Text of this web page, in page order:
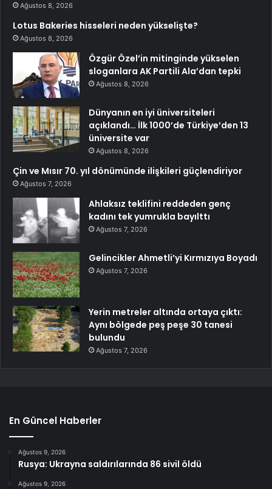
Ağustos 8, 2026
Lotus Bakeries hisseleri neden yükselişte?
Ağustos 8, 2026
Özgür Özel’in mitinginde yükselen
sloganlara AK Partili Ala’dan tepki
Ağustos 8, 2026
Dünyanın en iyi üniversiteleri
açıklandı… İlk 1000’de Türkiye’den 13
üniversite var
Ağustos 8, 2026
Çin ve Mısır 70. yıl dönümünde ilişkileri güçlendiriyor
Ağustos 7, 2026
Ahlaksız teklifini reddeden genç
kadını tek yumrukla bayılttı
Ağustos 7, 2026
Gelincikler Ahmetli’yi Kırmızıya Boyadı
Ağustos 7, 2026
Yerin metreler altında ortaya çıktı:
Aynı bölgede peş peşe 30 tanesi
bulundu
Ağustos 7, 2026
En Güncel Haberler
Ağustos 9, 2026
Rusya: Ukrayna saldırılarında 86 sivil öldü
Ağustos 9, 2026